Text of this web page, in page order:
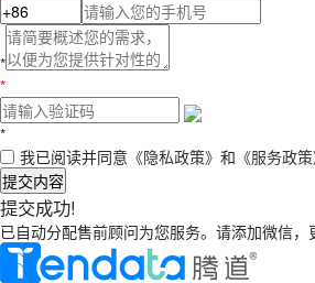
*
*
*
我已阅读并同意 《隐私政策》 和 《服务政策
提交内容
提交成功!
已自动分配售前顾问为您服务。请添加微信